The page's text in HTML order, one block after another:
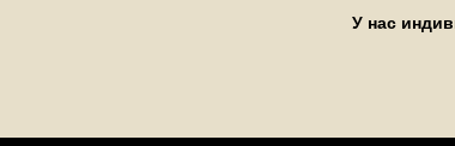
У нас